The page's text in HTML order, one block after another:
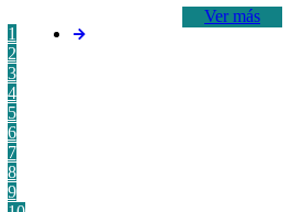
Ver más
1
2
3
4
5
6
7
8
9